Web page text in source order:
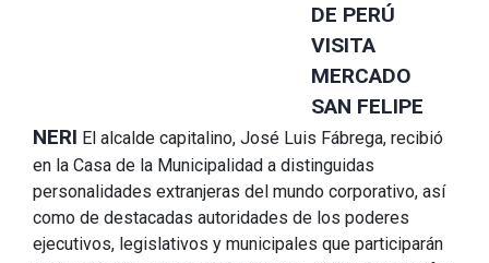
DE PERÚ
VISITA
MERCADO
SAN FELIPE
NERI El alcalde capitalino, José Luis Fábrega, recibió
en la Casa de la Municipalidad a distinguidas
personalidades extranjeras del mundo corporativo, así
como de destacadas autoridades de los poderes
ejecutivos, legislativos y municipales que participarán